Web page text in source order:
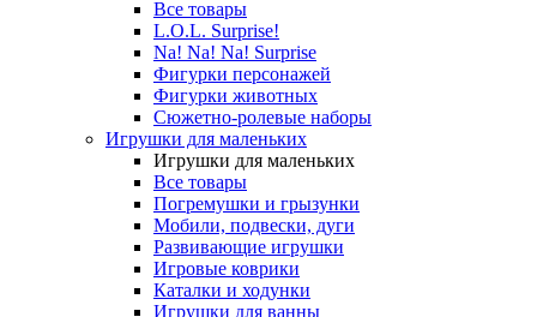
Все товары
L.O.L. Surprise!
Na! Na! Na! Surprise
Фигурки персонажей
Фигурки животных
Сюжетно-ролевые наборы
Игрушки для маленьких
Игрушки для маленьких
Все товары
Погремушки и грызунки
Мобили, подвески, дуги
Развивающие игрушки
Игровые коврики
Каталки и ходунки
Игрушки для ванны